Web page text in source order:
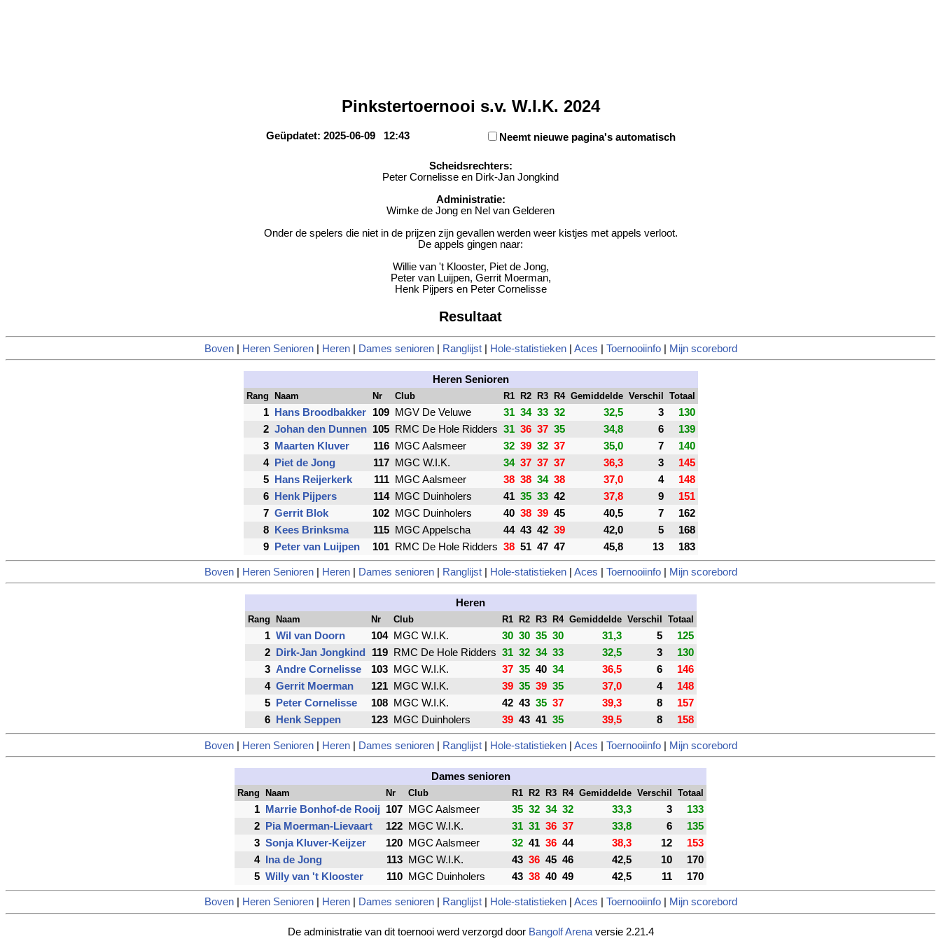
Pinkstertoernooi s.v. W.I.K. 2024
Geüpdatet: 2025-06-09 12:43 Neemt nieuwe pagina's automatisch
Scheidsrechters:
Peter Cornelisse en Dirk-Jan Jongkind
Administratie:
Wimke de Jong en Nel van Gelderen
Onder de spelers die niet in de prijzen zijn gevallen werden weer kistjes met appels verloot.
De appels gingen naar:
Willie van 't Klooster, Piet de Jong,
Peter van Luijpen, Gerrit Moerman,
Henk Pijpers en Peter Cornelisse
Resultaat
Boven| Heren Senioren| Heren| Dames senioren| Ranglijst| Hole-statistieken| Aces | Toernooiinfo| Mijn scorebord
Heren Senioren
Rang Naam Nr Club R1 R2 R3 R4 Gemiddelde Verschil Totaal
1 Hans Broodbakker 109 MGV De Veluwe 31 34 33 32 32,5 3
130
2 Johan den Dunnen 105 RMC De Hole Ridders 31 36 37 35 34,8 6
139
3 Maarten Kluver 116 MGC Aalsmeer 32 39 32 37 35,0 7
140
4 Piet de Jong 117 MGC W.I.K. 34 37 37 37 36,3 3
145
5 Hans Reijerkerk 111 MGC Aalsmeer 38 38 34 38 37,0 4
148
6 Henk Pijpers 114 MGC Duinholers 41 35 33 42 37,8 9
151
7 Gerrit Blok 102 MGC Duinholers 40 38 39 45 40,5 7
162
8 Kees Brinksma 115 MGC Appelscha 44 43 42 39 42,0 5
168
9 Peter van Luijpen 101 RMC De Hole Ridders 38 51 47 47 45,8 13 183
Boven| Heren Senioren| Heren| Dames senioren| Ranglijst| Hole-statistieken| Aces Toernooiinfo| Mijn scorebord
Heren
Rang Naam Nr Club R1 R2 R3 R4 Gemiddelde Verschil Totaal
1 Wil van Doorn 104 MGC W.I.K. 30 30 35 30 31,3 5
125
2
Dirk-Jan Jongkind 119 RMC De Hole Ridders 31 32 34 33 32,5 3
130
3 Andre Cornelisse 103 MGC W.I.K. 37 35 40 34 36,5 6
146
4 Gerrit Moerman 121 MGC W.I.K. 39 35 39 35 37,0 4
148
5
Peter Cornelisse 108 MGC W.I.K. 42 43 35 37 39,3 8
157
6
Henk Seppen 123 MGC Duinholers 39 43 41 35 39,5 8 158
Boven| Heren Senioren| Heren| Dames senioren| Ranglijst| Hole-statistieken| Aces Toernooiinfo| Mijn scorebord
Dames senioren
Rang Naam Nr Club R1 R2 R3 R4 Gemiddelde Verschil Totaal
1 Marrie Bonhof-de Rooij 107 MGC Aalsmeer 35 32 34 32 33,3 3
133
2
Pia Moerman-Lievaart 122 MGC W.I.K. 31 31 36 37 33,8 6
135
3 Sonja Kluver-Keijzer 120 MGC Aalsmeer 32 41 36 44 38,3 12
153
4
Ina de Jong 113 MGC W.I.K. 43 36 45 46 42,5 10
170
5 Willy van 't Klooster 110 MGC Duinholers 43 38 40 49 42,5 11 170
Boven| Heren Senioren| Heren| Dames senioren| Ranglijst| Hole-statistieken| Aces Toernooiinfo| Mijn scorebord
De administratie van dit toernooi werd verzorgd door Bangolf Arenaversie 2.21.4